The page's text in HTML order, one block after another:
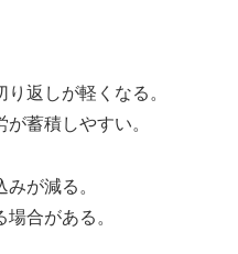
り返しが軽くなる。
蓄積しやすい。
みが減る。
合がある。